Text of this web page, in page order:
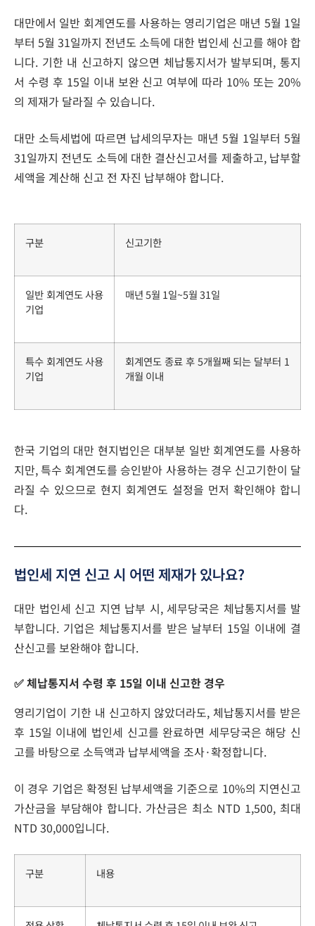
대만에서 일반 회계연도를 사용하는 영리기업은 매년 5월 1일
부터 5월 31일까지 전년도 소득에 대한 법인세 신고를 해야 합
니다. 기한 내 신고하지 않으면 체납통지서가 발부되며, 통지
서 수령 후 15일 이내 보완 신고 여부에 따라 10% 또는 20%
의 제재가 달라질 수 있습니다.
대만 소득세법에 따르면 납세의무자는 매년 5월 1일부터 5월
31일까지 전년도 소득에 대한 결산신고서를 제출하고, 납부할
세액을 계산해 신고 전 자진 납부해야 합니다.
구분 신고기한
일반 회계연도 사용
기업
매년 5월 1일~5월 31일
특수 회계연도 사용
기업
회계연도 종료 후 5개월째 되는 달부터 1
개월 이내
한국 기업의 대만 현지법인은 대부분 일반 회계연도를 사용하
지만, 특수 회계연도를 승인받아 사용하는 경우 신고기한이 달
라질 수 있으므로 현지 회계연도 설정을 먼저 확인해야 합니
다.
법인세 지연 신고 시 어떤 제재가 있나요?
대만 법인세 신고 지연 납부 시, 세무당국은 체납통지서를 발
부합니다. 기업은 체납통지서를 받은 날부터 15일 이내에 결
산신고를 보완해야 합니다.
✅ 체납통지서 수령 후 15일 이내 신고한 경우
영리기업이 기한 내 신고하지 않았더라도, 체납통지서를 받은
후 15일 이내에 법인세 신고를 완료하면 세무당국은 해당 신
고를 바탕으로 소득액과 납부세액을 조사·확정합니다.
이 경우 기업은 확정된 납부세액을 기준으로 10%의 지연신고
가산금을 부담해야 합니다. 가산금은 최소 NTD 1,500, 최대
NTD 30,000입니다.
구분 내용